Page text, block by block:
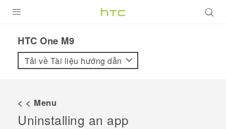
VIVE
VIVERSE
HTC One M9‎
Tải về Tài liệu hướng dẫn
< < Menu
Uninstalling an app